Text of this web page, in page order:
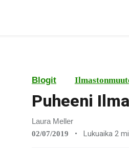
Blogit
Puheeni
Laura Meller
02/07/2019 • Lukuaika 2